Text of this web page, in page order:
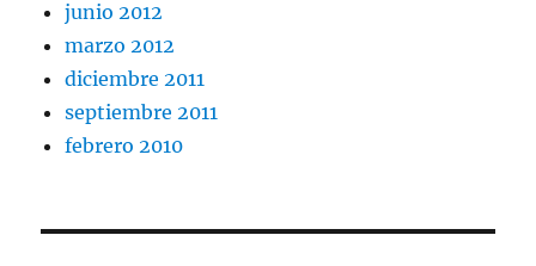
junio 2012
marzo 2012
diciembre 2011
septiembre 2011
febrero 2010